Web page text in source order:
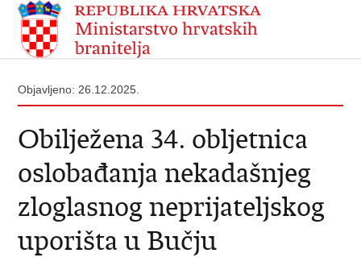
Objavljeno: 26.12.2025.
Obilježena 34. obljetnica
oslobađanja nekadašnjeg
zloglasnog neprijateljskog
uporišta u Bučju